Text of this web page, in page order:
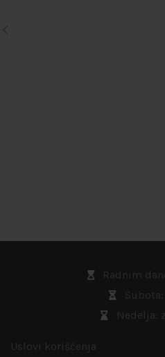
Radnim
Subota:
Nedelja:
Uslovi korišćenja